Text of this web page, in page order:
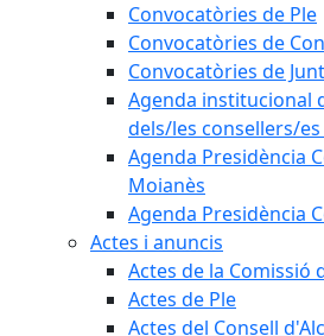
Convocatòries de Ple
Convocatòries de
Convocatòries de
Agenda institucional
dels/les consellers/es
Agenda Presidència
Moianès
Agenda Presidència
Actes i anuncis
Actes de la Comissió
Actes de Ple
Actes del Consell